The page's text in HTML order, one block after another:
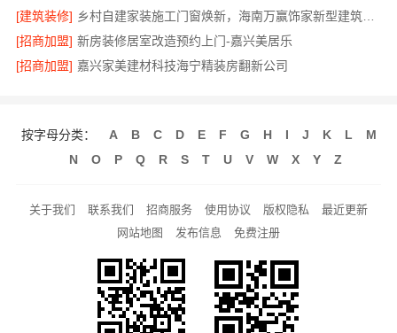
[建筑装修]
乡村自建家装施工门窗焕新，海南万赢饰家新型建筑材料有限公司
[招商加盟] 新房装修居室改造预约上门-嘉兴美居乐
[招商加盟] 嘉兴家美建材科技海宁精装房翻新公司
按字母分类： A B C D E F G H I J K L
M
N
O P Q R S T U V W X Y Z
关于我们 联系我们 招商服务 使用协议 版权隐私
最近更新
网站地图
发布信息 免费注册